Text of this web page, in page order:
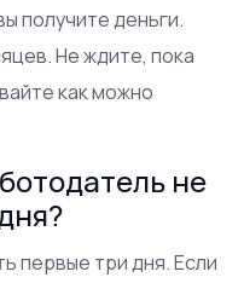
получите деньги.
Не ждите, пока
как можно
не
первые три дня. Если